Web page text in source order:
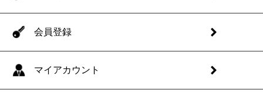
会員登録
マイアカウント